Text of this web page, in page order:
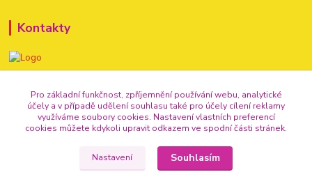
Kontakty
info@vse-pro-party.cz
Pro základní funkčnost, zpříjemnění používání webu, analytické
účely a v případě udělení souhlasu také pro účely cílení reklamy
využíváme soubory cookies. Nastavení vlastních preferencí
cookies můžete kdykoli upravit odkazem ve spodní části stránek.
Nastavení Souhlasím